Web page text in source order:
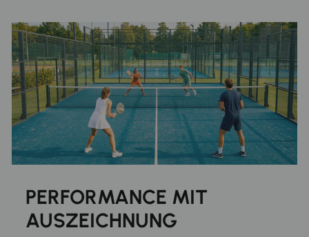
PERFORMANCE MIT
AUSZEICHNUNG